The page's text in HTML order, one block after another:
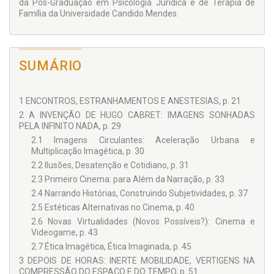
da Pós-Graduação em Psicologia Jurídica e de Terapia de
Família da Universidade Candido Mendes.
SUMÁRIO
1 ENCONTROS, ESTRANHAMENTOS E ANESTESIAS, p. 21
2 A INVENÇÃO DE HUGO CABRET: IMAGENS SONHADAS
PELA INFINITO NADA, p. 29
2.1 Imagens Circulantes: Aceleração Urbana e
Multiplicação Imagética, p. 30
2.2 Ilusões, Desatenção e Cotidiano, p. 31
2.3 Primeiro Cinema: para Além da Narração, p. 33
2.4 Narrando Histórias, Construindo Subjetividades, p. 37
2.5 Estéticas Alternativas no Cinema, p. 40
2.6 Novas Virtualidades (Novos Possíveis?): Cinema e
Videogame, p. 43
2.7 Ética Imagética, Ética Imaginada, p. 45
3 DEPOIS DE HORAS: INERTE MOBILIDADE, VERTIGENS NA
COMPRESSÃO DO ESPAÇO E DO TEMPO, p. 51